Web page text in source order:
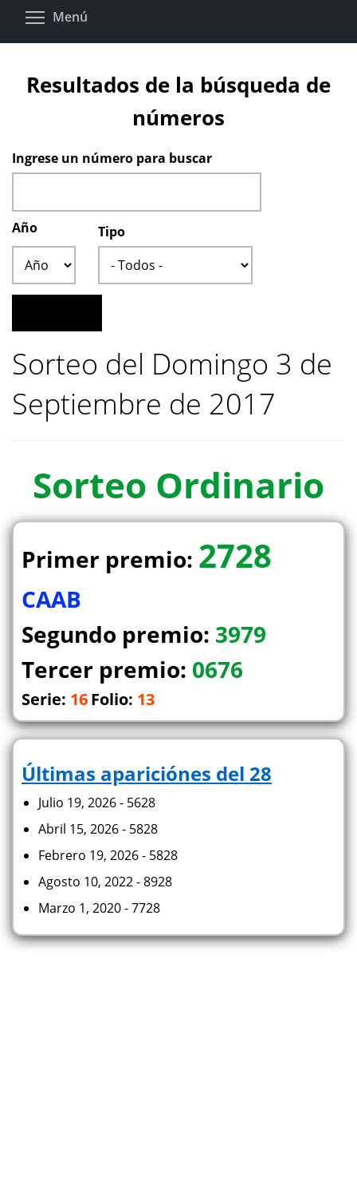
Pasar
Menú
Resultados de la búsqueda de
números
Ingrese un número para buscar
Año
Tipo
Sorteo del Domingo 3 de
Septiembre de 2017
Sorteo Ordinario
Primer premio: 2728
CAAB
Segundo premio: 3979
Tercer premio: 0676
Serie: 16Folio: 13
Últimas apariciónes del 28
Julio 19, 2026 - 5628
Abril 15, 2026 - 5828
Febrero 19, 2026 - 5828
Agosto 10, 2022 - 8928
Marzo 1, 2020 - 7728